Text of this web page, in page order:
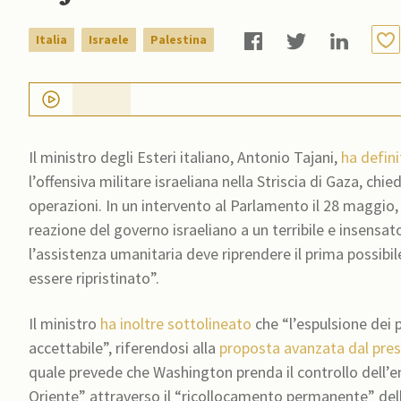
Italia Israele Palestina
Il ministro degli Esteri italiano, Antonio Tajani, ha
l’offensiva militare israeliana nella Striscia di Gaza,
operazioni. In un intervento al Parlamento il 28
reazione del governo israeliano a un terribile e
l’assistenza umanitaria deve riprendere il prima
essere ripristinato”.
Il ministro ha inoltre sottolineato che “l’espulsione dei
accettabile”, riferendosi alla proposta avanzata dal
quale prevede che Washington prenda il controllo
Oriente” attraverso il “ricollocamento permanente”